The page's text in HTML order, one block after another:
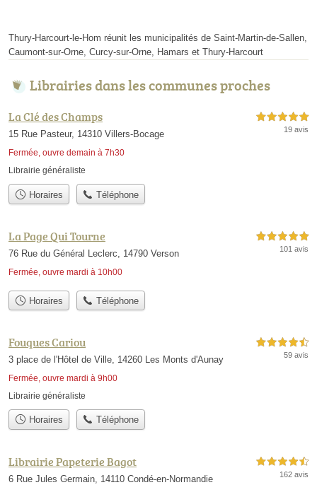
Thury-Harcourt-le-Hom réunit les municipalités de Saint-Martin-de-Sallen,
Caumont-sur-Orne, Curcy-sur-Orne, Hamars et Thury-Harcourt
Librairies dans les communes proches
La Clé des Champs
15 Rue Pasteur, 14310 Villers-Bocage
Fermée, ouvre demain à 7h30
5,0 étoiles sur 5
19 avis
Librairie généraliste
Horaires Téléphone
La Page Qui Tourne
76 Rue du Général Leclerc, 14790 Verson
Fermée, ouvre mardi à 10h00
5,0 étoiles sur 5
101 avis
Horaires Téléphone
Fouques Cariou
3 place de l'Hôtel de Ville, 14260 Les Monts d'Aunay
Fermée, ouvre mardi à 9h00
4,5 étoiles sur 5
59 avis
Librairie généraliste
Horaires Téléphone
Librairie Papeterie Bagot
6 Rue Jules Germain, 14110 Condé-en-Normandie
4,5 étoiles sur 5
162 avis